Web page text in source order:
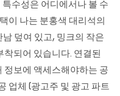
수성은 어디에서나 볼 수
이 나는 분홍색 대리석의
덮여 있고, 밍크의 작은
착되어 있습니다. 연결된
정보에 액세스해야하는 공
업체 (광고주 및 광고 파트